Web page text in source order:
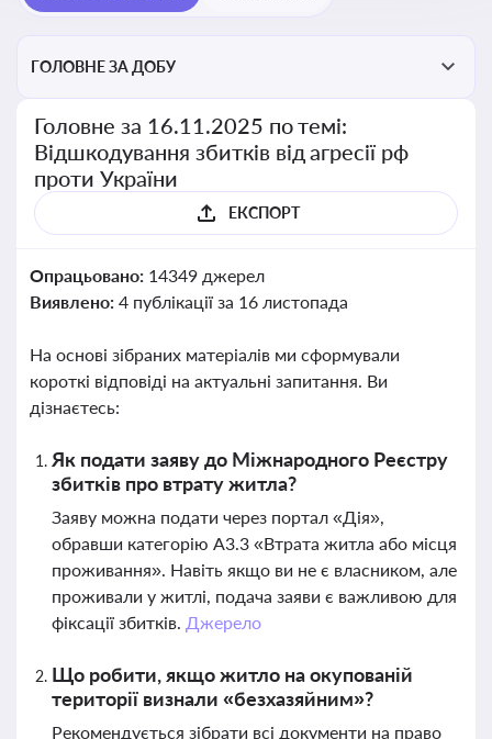
ГОЛОВНЕ ЗА ДОБУ
Головне за 16.11.2025 по темі:
Відшкодування збитків від агресії рф
проти України
ЕКСПОРТ
Опрацьовано: 14349 джерел
Виявлено: 4 публікації за 16 листопада
На основі зібраних матеріалів ми сформували
короткі відповіді на актуальні запитання. Ви
дізнаєтесь:
Як подати заяву до Міжнародного Реєстру
збитків про втрату житла?
Заяву можна подати через портал «Дія»,
обравши категорію А3.3 «Втрата житла або місця
проживання». Навіть якщо ви не є власником, але
проживали у житлі, подача заяви є важливою для
фіксації збитків. Джерело
Що робити, якщо житло на окупованій
території визнали «безхазяйним»?
Рекомендується зібрати всі документи на право